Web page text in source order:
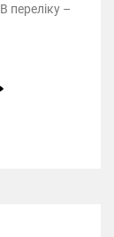
переліку –